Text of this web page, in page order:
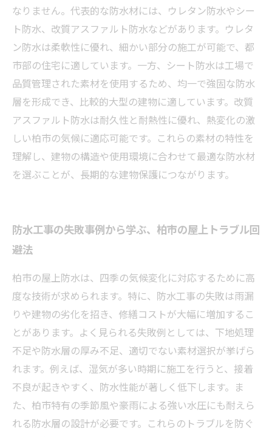
なりません。代表的な防水材には、ウレタン防水やシー
ト防水、改質アスファルト防水などがあります。ウレタ
ン防水は柔軟性に優れ、細かい部分の施工が可能で、都
市部の住宅に適しています。一方、シート防水は工場で
品質管理された素材を使用するため、均一で強固な防水
層を形成でき、比較的大型の建物に適しています。改質
アスファルト防水は耐久性と耐熱性に優れ、熱変化の激
しい柏市の気候に適応可能です。これらの素材の特性を
理解し、建物の構造や使用環境に合わせて最適な防水材
を選ぶことが、長期的な建物保護につながります。
防水工事の失敗事例から学ぶ、柏市の屋上トラブル回
避法
柏市の屋上防水は、四季の気候変化に対応するために高
度な技術が求められます。特に、防水工事の失敗は雨漏
りや建物の劣化を招き、修繕コストが大幅に増加するこ
とがあります。よく見られる失敗例としては、下地処理
不足や防水層の厚み不足、適切でない素材選択が挙げら
れます。例えば、湿気が多い時期に施工を行うと、接着
不良が起きやすく、防水性能が著しく低下します。ま
た、柏市特有の季節風や豪雨による強い水圧にも耐えら
れる防水層の設計が必要です。これらのトラブルを防ぐ